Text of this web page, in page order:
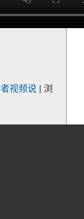
视频说| 浏